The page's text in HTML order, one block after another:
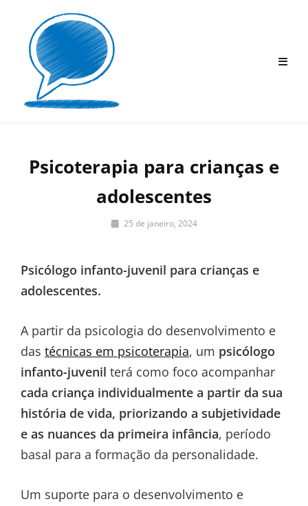
content
Psicoterapia para crianças e
adolescentes
By
|
Redação
25 de janeiro, 2024
Psicólogo infanto-juvenil para crianças e
adolescentes.
A partir da psicologia do desenvolvimento e
das técnicas em psicoterapia, um psicólogo
infanto-juvenil terá como foco acompanhar
cada criança individualmente a partir da sua
história de vida, priorizando a subjetividade
e as nuances da primeira infância, período
basal para a formação da personalidade.
Um suporte para o desenvolvimento e